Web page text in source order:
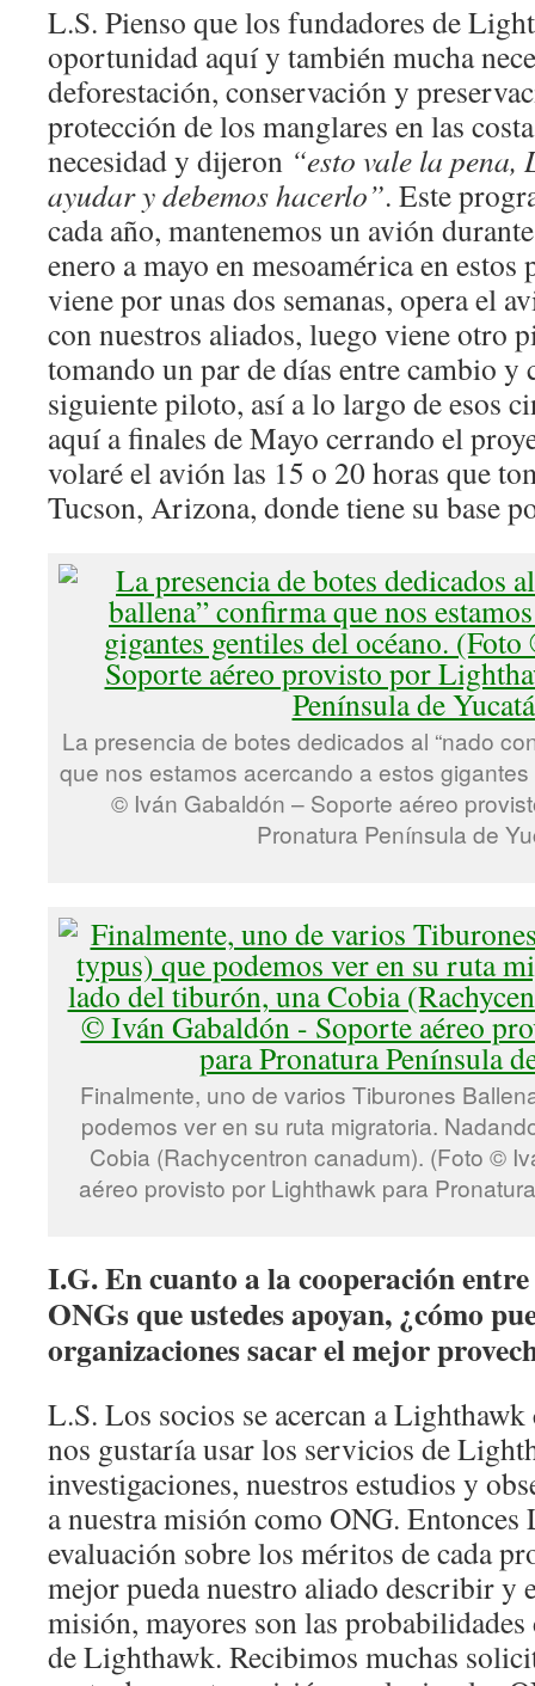
L.S. Pienso que los fundadores de
oportunidad aquí y también mucha
deforestación, conservación y
protección de los manglares en las
necesidad y dijeron “esto vale la pena,
ayudar y debemos hacerlo”. Este
cada año, mantenemos un avión
enero a mayo en mesoamérica en estos
viene por unas dos semanas, opera el
con nuestros aliados, luego viene otro
tomando un par de días entre cambio y
siguiente piloto, así a lo largo de esos
aquí a finales de Mayo cerrando el
volaré el avión las 15 o 20 horas que
Tucson, Arizona, donde tiene su base
La presencia de botes dedicados al “nado
que nos estamos acercando a estos
© Iván Gabaldón – Soporte aéreo
Pronatura Península de
Finalmente, uno de varios Tiburones
podemos ver en su ruta migratoria.
Cobia (Rachycentron canadum). (Foto ©
aéreo provisto por Lighthawk para
I.G. En cuanto a la cooperación
ONGs que ustedes apoyan, ¿cómo
organizaciones sacar el mejor
L.S. Los socios se acercan a
nos gustaría usar los servicios de
investigaciones, nuestros estudios y
a nuestra misión como ONG.
evaluación sobre los méritos de cada
mejor pueda nuestro aliado describir y
misión, mayores son las
de Lighthawk. Recibimos muchas